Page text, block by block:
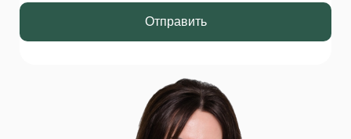
Отправить